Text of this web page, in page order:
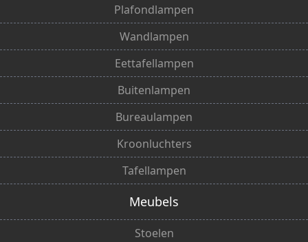
Plafondlampen
Wandlampen
Eettafellampen
Buitenlampen
Bureaulampen
Kroonluchters
Tafellampen
Meubels
Stoelen